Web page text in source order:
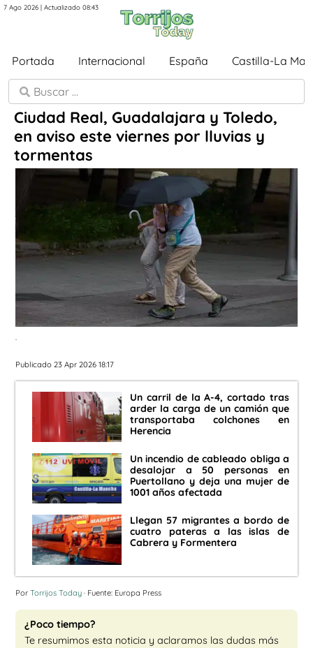
7 Ago 2026 | Actualizado 08:43
Portada Internacional España Castilla-La
Ciudad Real, Guadalajara y Toledo,
en aviso este viernes por lluvias y
tormentas
.
Publicado 23 Apr 2026 18:17
Un carril de la A-4, cortado tras
arder la carga de un camión que
transportaba colchones en
Herencia
Un incendio de cableado obliga a
desalojar a 50 personas en
Puertollano y deja una mujer de
1001 años afectada
Llegan 57 migrantes a bordo de
cuatro pateras a las islas de
Cabrera y Formentera
Por Torrijos Today · Fuente: Europa Press
¿Poco tiempo?
Te resumimos esta noticia y aclaramos las dudas más